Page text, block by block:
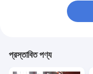
প্রস্তাবিত পণ্য